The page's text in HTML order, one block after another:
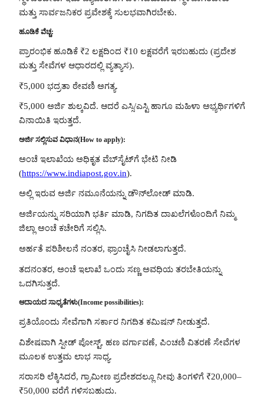
ಮತ್ತು ಸಾರ್ವಜನಿಕರ ಪ್ರವೇಶಕ್ಕೆ ಸುಲಭವಾಗಿರಬೇಕು.
ಹೂಡಿಕೆ ವೆಚ್ಚ:
ಪ್ರಾರಂಭಿಕ ಹೂಡಿಕೆ ₹2 ಲಕ್ಷದಿಂದ ₹10 ಲಕ್ಷವರೆಗೆ ಇರಬಹುದು (ಪ್ರದೇಶ
ಮತ್ತು ಸೇವೆಗಳ ಆಧಾರದಲ್ಲಿ ವ್ಯತ್ಯಾಸ).
₹5,000 ಭದ್ರತಾ ಠೇವಣಿ ಅಗತ್ಯ.
₹5,000 ಅರ್ಜಿ ಶುಲ್ಕವಿದೆ. ಆದರೆ ಎಸ್ಸಿ/ಎಸ್ಟಿ ಹಾಗೂ ಮಹಿಳಾ ಅಭ್ಯರ್ಥಿಗಳಿಗೆ
ವಿನಾಯಿತಿ ಇರುತ್ತದೆ.
ಅರ್ಜಿ ಸಲ್ಲಿಸುವ ವಿಧಾನ(How to apply):
ಅಂಚೆ ಇಲಾಖೆಯ ಅಧಿಕೃತ ವೆಬ್‌ಸೈಟ್‌ಗೆ ಭೇಟಿ ನೀಡಿ
(https://www.indiapost.gov.in).
ಅಲ್ಲಿ ಇರುವ ಅರ್ಜಿ ನಮೂನೆಯನ್ನು ಡೌನ್‌ಲೋಡ್ ಮಾಡಿ.
ಅರ್ಜಿಯನ್ನು ಸರಿಯಾಗಿ ಭರ್ತಿ ಮಾಡಿ, ನಿಗದಿತ ದಾಖಲೆಗಳೊಂದಿಗೆ ನಿಮ್ಮ
ಜಿಲ್ಲಾ ಅಂಚೆ ಕಚೇರಿಗೆ ಸಲ್ಲಿಸಿ.
ಅರ್ಹತೆ ಪರಿಶೀಲನೆ ನಂತರ, ಫ್ರಾಂಚೈಸಿ ನೀಡಲಾಗುತ್ತದೆ.
ತದನಂತರ, ಅಂಚೆ ಇಲಾಖೆ ಒಂದು ಸಣ್ಣ ಅವಧಿಯ ತರಬೇತಿಯನ್ನು
ಒದಗಿಸುತ್ತದೆ.
ಆದಾಯದ ಸಾಧ್ಯತೆಗಳು(Income possibilities):
ಪ್ರತಿಯೊಂದು ಸೇವೆಗಾಗಿ ಸರ್ಕಾರ ನಿಗದಿತ ಕಮಿಷನ್ ನೀಡುತ್ತದೆ.
ವಿಶೇಷವಾಗಿ ಸ್ಪೀಡ್ ಪೋಸ್ಟ್‌, ಹಣ ವರ್ಗಾವಣೆ, ಪಿಂಚಣಿ ವಿತರಣೆ ಸೇವೆಗಳ
ಮೂಲಕ ಉತ್ತಮ ಲಾಭ ಸಾಧ್ಯ.
ಸರಾಸರಿ ಲೆಕ್ಕಿಸಿದರೆ, ಗ್ರಾಮೀಣ ಪ್ರದೇಶದಲ್ಲೂ ನೀವು ತಿಂಗಳಿಗೆ ₹20,000–
₹50,000 ವರೆಗೆ ಗಳಿಸಬಹುದು.